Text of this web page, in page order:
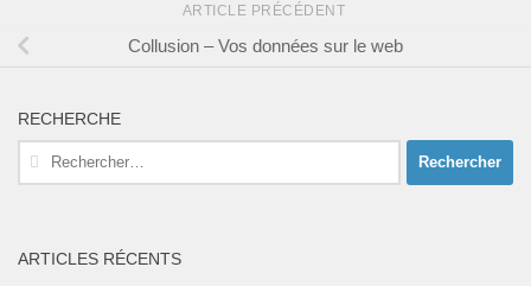
ARTICLE PRÉCÉDENT
Collusion – Vos données sur le web
RECHERCHE
Rechercher :
ARTICLES RÉCENTS